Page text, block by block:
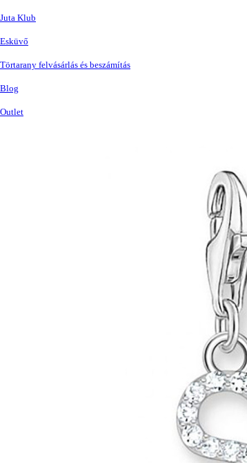
Juta Klub
Esküvő
Törtarany felvásárlás és beszámítás
Blog
Outlet